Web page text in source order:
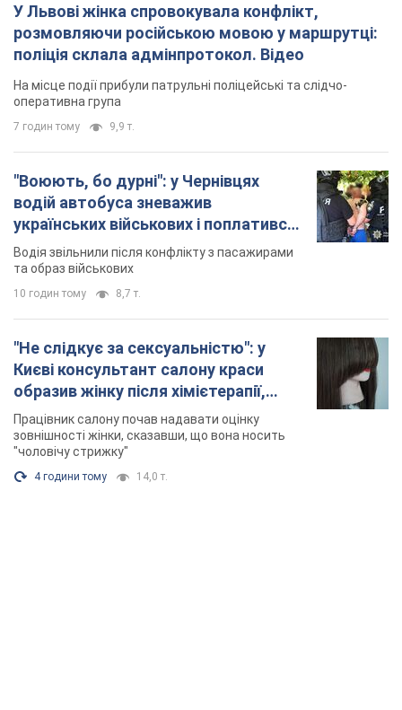
У Львові жінка спровокувала конфлікт,
розмовляючи російською мовою у маршрутці:
поліція склала адмінпротокол. Відео
На місце події прибули патрульні поліцейські та слідчо-
оперативна група
7 годин тому 9,9 т.
"Воюють, бо дурні": у Чернівцях
водій автобуса зневажив
українських військових і поплатився.
Відео
Водія звільнили після конфлікту з пасажирами
та образ військових
10 годин тому 8,7 т.
"Не слідкує за сексуальністю": у
Києві консультант салону краси
образив жінку після хімієтерапії,
розгорівся скандал. Фото
Працівник салону почав надавати оцінку
зовнішності жінки, сказавши, що вона носить
"чоловічу стрижку"
4 години тому 14,0 т.